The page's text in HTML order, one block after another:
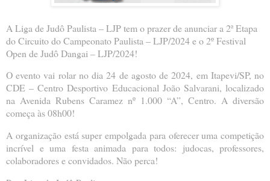
A Liga de Judô Paulista – LJP tem o prazer de anunciar a 2ª Etapa
do Circuito do Campeonato Paulista – LJP/2024 e o 2º Festival
Open de Judô Dangai – LJP/2024!
O evento vai rolar no dia 24 de agosto de 2024, em Itapevi/SP, no
CDE – Centro Desportivo Educacional João Salvarani, localizado
na Avenida Rubens Caramez nº 1.000 “A”, Centro. A diversão
começa às 08h00!
A organização está super empolgada para oferecer uma competição
incrível e uma festa animada para todos: judocas, professores,
colaboradores e convidados. Não perca!